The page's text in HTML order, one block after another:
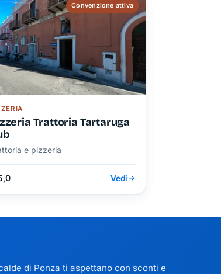
Trattoria Tartaruga
e pizzeria
Vedi
Convenzione attiva
di Ponza ti aspettano con sconti e